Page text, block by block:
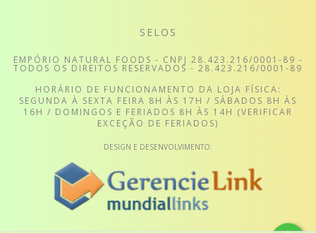
SELOS
EMPÓRIO NATURAL FOODS - CNPJ 28.423.216/0001-89 -
TODOS OS DIREITOS RESERVADOS - 28.423.216/0001-89
HORÁRIO DE FUNCIONAMENTO DA LOJA FÍSICA:
SEGUNDA À SEXTA FEIRA 8H ÀS 17H / SÁBADOS 8H ÀS
16H / DOMINGOS E FERIADOS 8H ÀS 14H (VERIFICAR
EXCEÇÃO DE FERIADOS)
DESIGN E DESENVOLVIMENTO: